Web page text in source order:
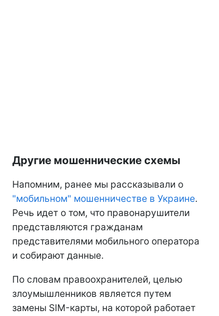
Другие мошеннические схемы
Напомним, ранее мы рассказывали о
"мобильном" мошенничестве в Украине.
Речь идет о том, что правонарушители
представляются гражданам
представителями мобильного оператора
и собирают данные.
По словам правоохранителей, целью
злоумышленников является путем
замены SIM-карты, на которой работает